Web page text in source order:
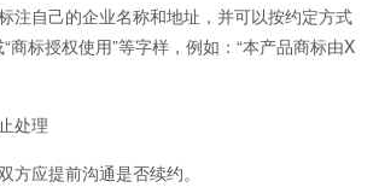
自己的企业名称和地址，并可以按约定方式
商标授权使用”等字样，例如：“本产品商标由X
处理
应提前沟通是否续约。